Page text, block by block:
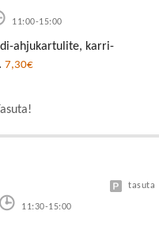
11:00-15:00
ahjukartulite, karri-
7,30€
11:30-15:00
tasuta